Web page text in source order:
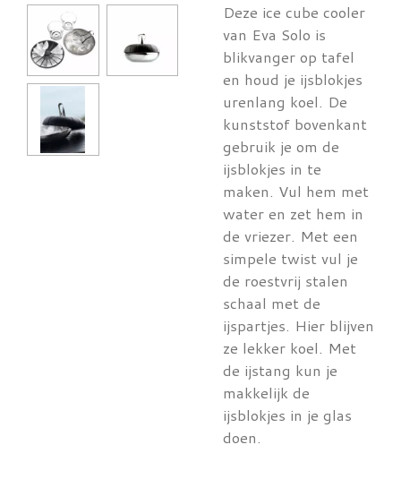
Deze ice cube cooler
van Eva Solo is
blikvanger op tafel
en houd je ijsblokjes
urenlang koel. De
kunststof bovenkant
gebruik je om de
ijsblokjes in te
maken. Vul hem met
water en zet hem in
de vriezer. Met een
simpele twist vul je
de roestvrij stalen
schaal met de
ijspartjes. Hier blijven
ze lekker koel. Met
de ijstang kun je
makkelijk de
ijsblokjes in je glas
doen.